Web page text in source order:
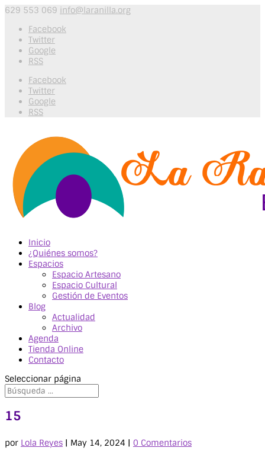
629 553 069 info@laranilla.org
Facebook
Twitter
Google
RSS
Facebook
Twitter
Google
RSS
Inicio
¿Quiénes somos?
Espacios
Espacio Artesano
Espacio Cultural
Gestión de Eventos
Blog
Actualidad
Archivo
Agenda
Tienda Online
Contacto
Seleccionar página
15
por Lola Reyes | May 14, 2024 | 0 Comentarios